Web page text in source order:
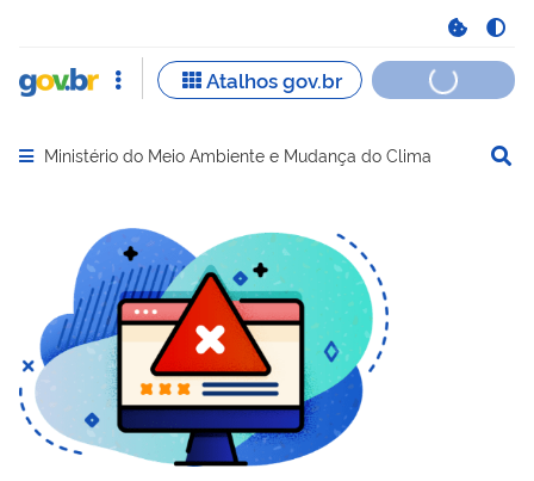
Abrir menu principal de navegação
Ministério do Meio Ambiente e Mudança do Clima